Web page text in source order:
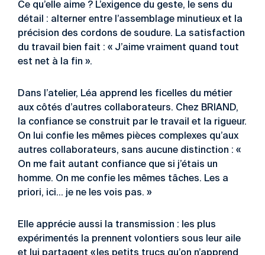
Ce qu’elle aime ? L’exigence du geste, le sens du
détail : alterner entre l’assemblage minutieux et la
précision des cordons de soudure. La satisfaction
du travail bien fait : « J’aime vraiment quand tout
est net à la fin ».
Dans l’atelier, Léa apprend les ficelles du métier
aux côtés d’autres collaborateurs. Chez BRIAND,
la confiance se construit par le travail et la rigueur.
On lui confie les mêmes pièces complexes qu’aux
autres collaborateurs, sans aucune distinction : «
On me fait autant confiance que si j’étais un
homme. On me confie les mêmes tâches. Les a
priori, ici… je ne les vois pas. »
Elle apprécie aussi la transmission : les plus
expérimentés la prennent volontiers sous leur aile